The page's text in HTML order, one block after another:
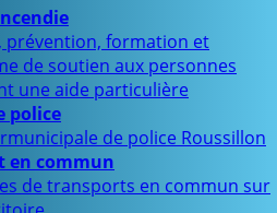
prévention, formation et
de soutien aux personnes
une aide particulière
police
de police Roussillon
en commun
de transports en commun sur